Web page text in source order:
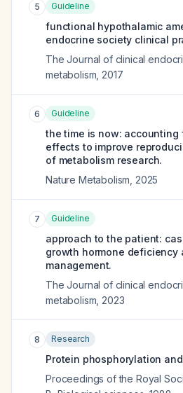
5 Guideline
functional hypothalamic
endocrine society clinical
The Journal of clinical
metabolism 2017
6 Guideline
the time is now:
effects to improve
of metabolism research.
Nature Metabolism 2025
7 Guideline
approach to the patient:
growth hormone deficiency
management.
The Journal of clinical
metabolism 2023
8 Research
Protein phosphorylation
Proceedings of the Royal